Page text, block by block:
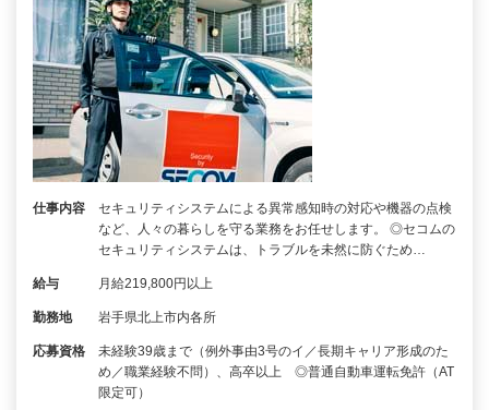
仕事内容
セキュリティシステムによる異常感知時の対応や機器の点検
など、人々の暮らしを守る業務をお任せします。 ◎セコムの
セキュリティシステムは、トラブルを未然に防ぐため…
給与 月給219,800円以上
勤務地 岩手県北上市内各所
応募資格
未経験39歳まで（例外事由3号のイ／長期キャリア形成のた
め／職業経験不問）、高卒以上 ◎普通自動車運転免許（AT
限定可）